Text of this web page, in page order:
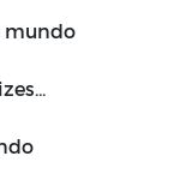
mundo